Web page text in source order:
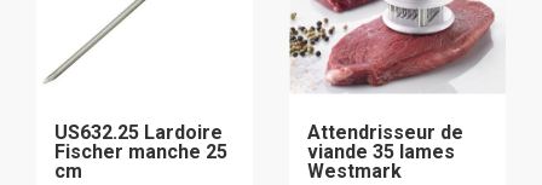
US632.25 Lardoire
Fischer manche 25
cm
Attendrisseur de
viande 35 lames
Westmark